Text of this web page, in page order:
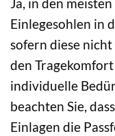
Einlegesohlen in
sofern diese
den
individuelle
beachten Sie,
Einlagen die